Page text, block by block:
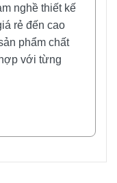
nghề thiết kế
rẻ đến cao
phẩm chất
với từng